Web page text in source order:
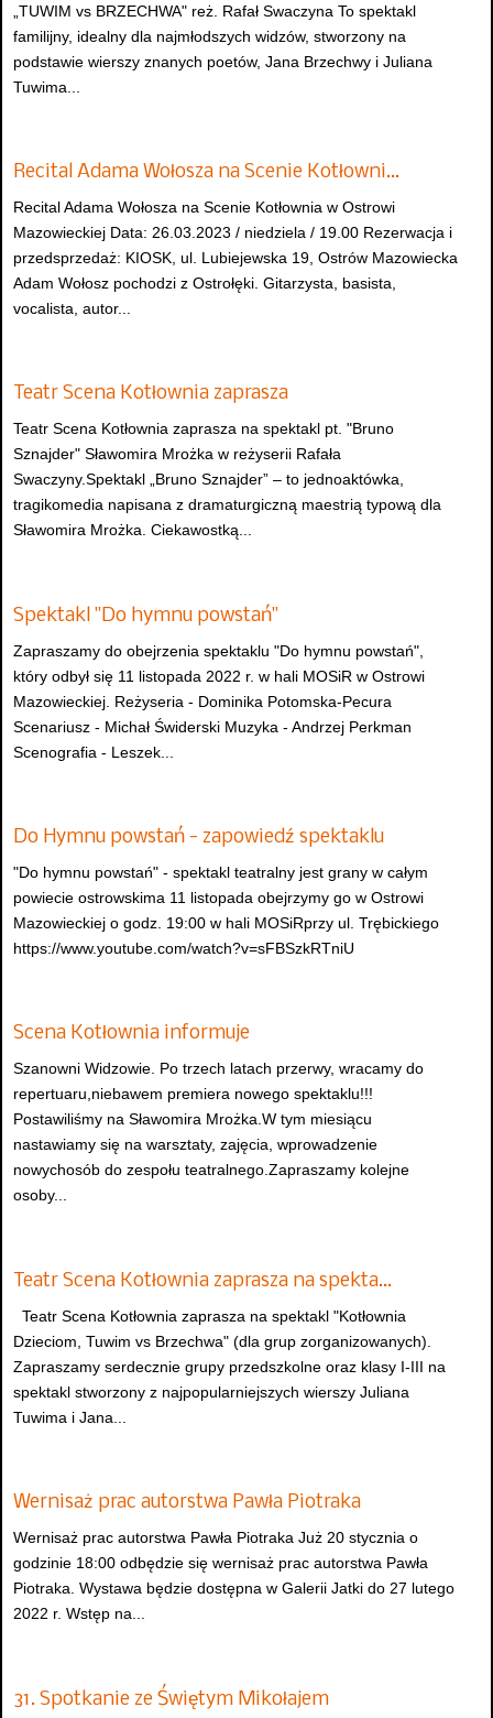
„TUWIM vs BRZECHWA" reż. Rafał Swaczyna To spektakl
familijny, idealny dla najmłodszych widzów, stworzony na
podstawie wierszy znanych poetów, Jana Brzechwy i Juliana
Tuwima...
Recital Adama Wołosza na Scenie Kotłowni…
Recital Adama Wołosza na Scenie Kotłownia w Ostrowi
Mazowieckiej Data: 26.03.2023 / niedziela / 19.00 Rezerwacja i
przedsprzedaż: KIOSK, ul. Lubiejewska 19, Ostrów Mazowiecka
Adam Wołosz pochodzi z Ostrołęki. Gitarzysta, basista,
vocalista, autor...
Teatr Scena Kotłownia zaprasza
Teatr Scena Kotłownia zaprasza na spektakl pt. "Bruno
Sznajder" Sławomira Mrożka w reżyserii Rafała
Swaczyny.Spektakl „Bruno Sznajder” – to jednoaktówka,
tragikomedia napisana z dramaturgiczną maestrią typową dla
Sławomira Mrożka. Ciekawostką...
Spektakl "Do hymnu powstań"
Zapraszamy do obejrzenia spektaklu "Do hymnu powstań",
który odbył się 11 listopada 2022 r. w hali MOSiR w Ostrowi
Mazowieckiej. Reżyseria - Dominika Potomska-Pecura
Scenariusz - Michał Świderski Muzyka - Andrzej Perkman
Scenografia - Leszek...
Do Hymnu powstań - zapowiedź spektaklu
"Do hymnu powstań" - spektakl teatralny jest grany w całym
powiecie ostrowskima 11 listopada obejrzymy go w Ostrowi
Mazowieckiej o godz. 19:00 w hali MOSiRprzy ul. Trębickiego
https://www.youtube.com/watch?v=sFBSzkRTniU
Scena Kotłownia informuje
Szanowni Widzowie. Po trzech latach przerwy, wracamy do
repertuaru,niebawem premiera nowego spektaklu!!!
Postawiliśmy na Sławomira Mrożka.W tym miesiącu
nastawiamy się na warsztaty, zajęcia, wprowadzenie
nowychosób do zespołu teatralnego.Zapraszamy kolejne
osoby...
Teatr Scena Kotłownia zaprasza na spekta…
Teatr Scena Kotłownia zaprasza na spektakl "Kotłownia
Dzieciom, Tuwim vs Brzechwa" (dla grup zorganizowanych).
Zapraszamy serdecznie grupy przedszkolne oraz klasy I-III na
spektakl stworzony z najpopularniejszych wierszy Juliana
Tuwima i Jana...
Wernisaż prac autorstwa Pawła Piotraka
Wernisaż prac autorstwa Pawła Piotraka Już 20 stycznia o
godzinie 18:00 odbędzie się wernisaż prac autorstwa Pawła
Piotraka. Wystawa będzie dostępna w Galerii Jatki do 27 lutego
2022 r. Wstęp na...
31. Spotkanie ze Świętym Mikołajem